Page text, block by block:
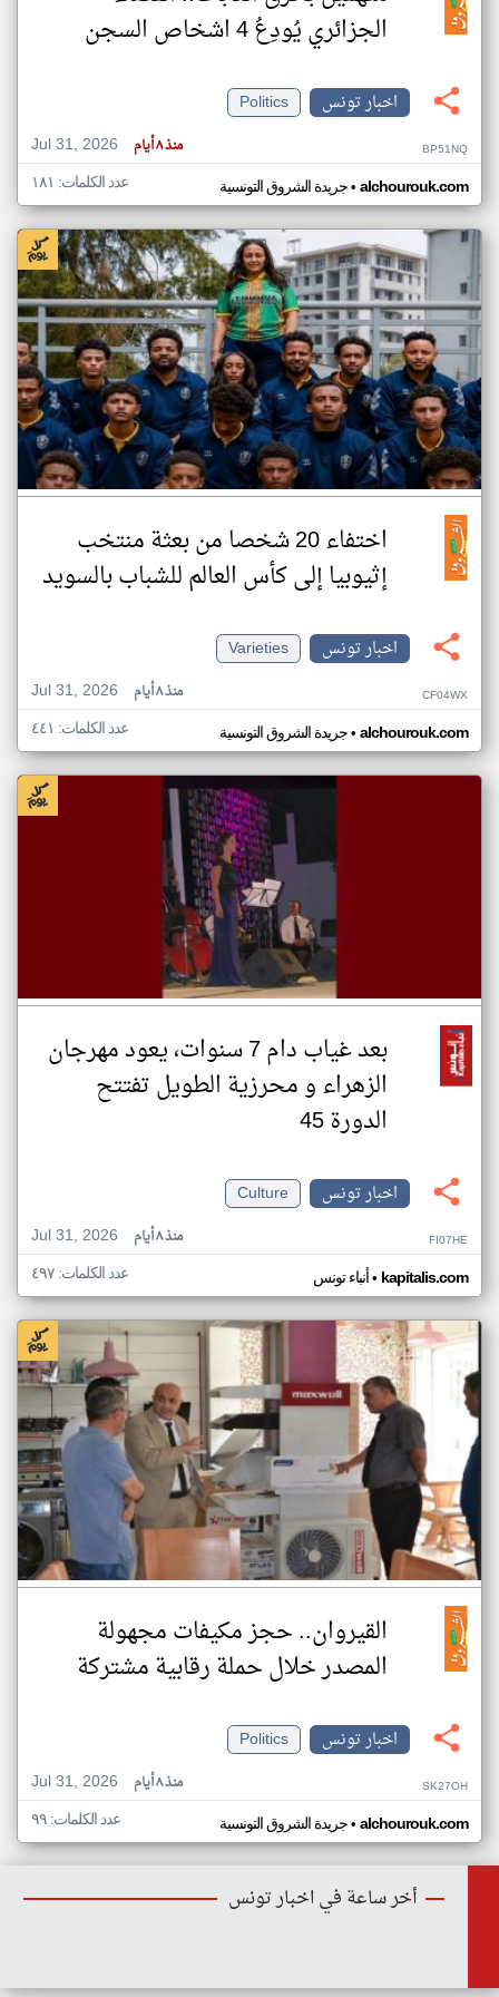
الجزائري يُودِعُ 4 اشخاص السجن
اخبار تونس
Politics
Jul 31, 2026
منذ ٨ أيام BP51NQ
جريدة الشروق التونسية• alchourouk.com عدد الكلمات: ١٨١
اختفاء 20 شخصا من بعثة منتخب
إثيوبيا إلى كأس العالم للشباب بالسويد
اخبار تونس
Varieties
Jul 31, 2026
منذ ٨ أيام CF04WX
جريدة الشروق التونسية• alchourouk.com عدد الكلمات: ٤٤١
بعد غياب دام 7 سنوات، يعود مهرجان
الزهراء و محرزية الطويل تفتتح
الدورة 45
اخبار تونس
Culture
Jul 31, 2026
منذ ٨ أيام FI07HE
أنباء تونس• kapitalis.com عدد الكلمات: ٤٩٧
القيروان.. حجز مكيفات مجهولة
المصدر خلال حملة رقابية مشتركة
اخبار تونس
Politics
Jul 31, 2026
منذ ٨ أيام SK27OH
جريدة الشروق التونسية• alchourouk.com عدد الكلمات: ٩٩
أخر ساعة في اخبار تونس